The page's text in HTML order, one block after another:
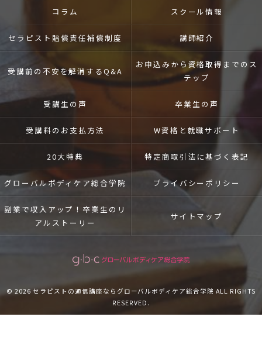
コラム スクール情報
セラピスト賠償責任補償制度 講師紹介
受講前の不安を解消するQ&A
お申込みから資格取得までのス
テップ
受講生の声 卒業生の声
受講料のお支払方法 W資格と就職サポート
20大特典 特定商取引法に基づく表記
グローバルボディケア総合学院 プライバシーポリシー
副業で収入アップ！卒業生のリ
アルストーリー
サイトマップ
© 2026 セラピストの通信講座ならグローバルボディケア総合学院 ALL RIGHTS
RESERVED.